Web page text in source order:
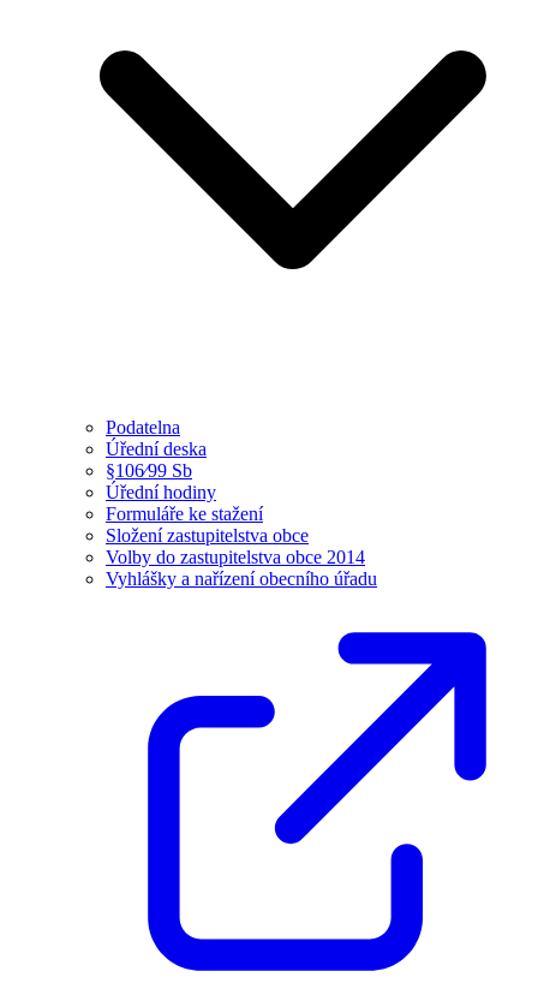
Podatelna
Úřední deska
§106⁄99 Sb
Úřední hodiny
Formuláře ke stažení
Složení zastupitelstva obce
Volby do zastupitelstva obce 2014
Vyhlášky a nařízení obecního úřadu